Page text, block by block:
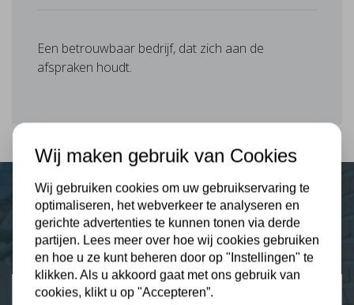
Plus Isolatie
Uw isolatie specialist
Klantbeoordelingen
Een betrouwbaar bedrijf, dat zich aan de
afspraken houdt.
Wij maken gebruik van Cookies
Wij gebruiken cookies om uw gebruikservaring te
optimaliseren, het webverkeer te analyseren en
gerichte advertenties te kunnen tonen via derde
partijen. Lees meer over hoe wij cookies gebruiken
en hoe u ze kunt beheren door op "Instellingen" te
klikken. Als u akkoord gaat met ons gebruik van
cookies, klikt u op "Accepteren”.